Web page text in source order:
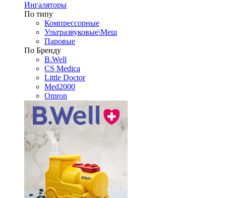
Ингаляторы
По типу
Компрессорные
Ультразвуковые\Меш
Паровые
По Бренду
B.Well
CS Medica
Little Doctor
Med2000
Omron